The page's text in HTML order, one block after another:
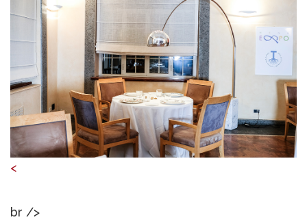
<
br />